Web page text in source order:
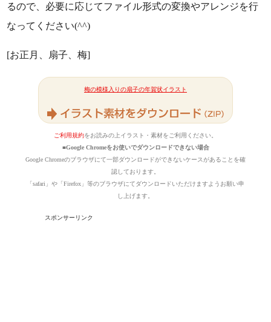
るので、必要に応じてファイル形式の変換やアレンジを行
なってください(^^)
[お正月、扇子、梅]
梅の模様入りの扇子の年賀状イラスト
ご利用規約をお読みの上イラスト・素材をご利用ください。
■Google Chromeをお使いでダウンロードできない場合
Google Chromeのブラウザにて一部ダウンロードができないケースがあることを確
認しております。
「safari」や「Firefox」等のブラウザにてダウンロードいただけますようお願い申
し上げます。
スポンサーリンク